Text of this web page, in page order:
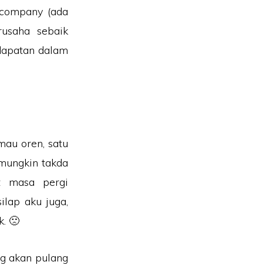
(ada
sebaik
dalam
oren, satu
takda
masa pergi
aku juga,
🙁
akan pulang